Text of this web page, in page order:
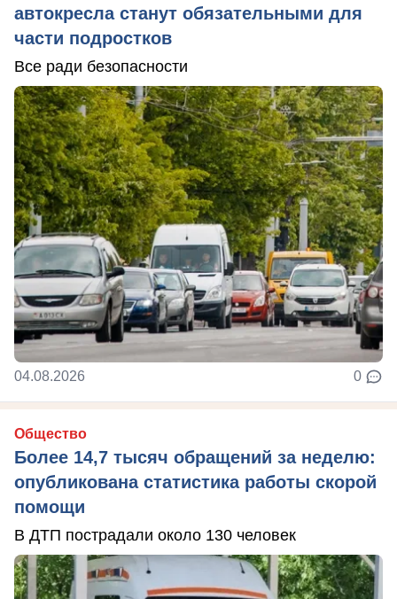
автокресла станут обязательными для
части подростков
Все ради безопасности
04.08.2026 0
Общество
Более 14,7 тысяч обращений за неделю:
опубликована статистика работы скорой
помощи
В ДТП пострадали около 130 человек